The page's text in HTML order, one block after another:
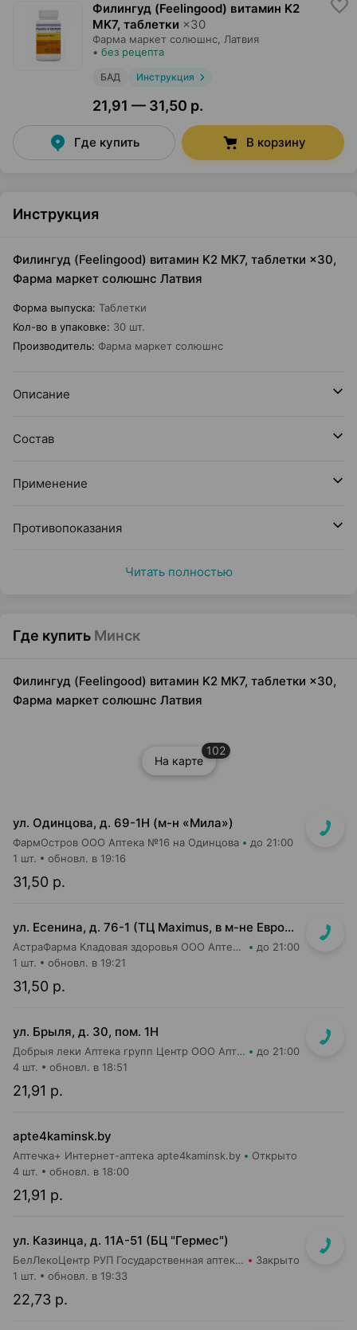
Филингуд (Feelingood) витамин K2
MK7, таблетки ×30
Фарма маркет солюшнс , Латвия
• без рецепта
БАД Инструкция
21,91 — 31,50 р.
Где купить В корзину
Инструкция
Филингуд (Feelingood) витамин K2 MK7, таблетки ×30,
Фарма маркет солюшнс Латвия
Форма выпуска: Таблетки
Кол-во в упаковке: 30 шт.
Производитель: Фарма маркет солюшнс
Описание
Состав
Применение
Противопоказания
Читать полностью
Где купить Минск
Филингуд (Feelingood) витамин K2 MK7, таблетки ×30,
Фарма маркет солюшнс Латвия
На карте
102
ул. Одинцова, д. 69-1Н (м-н «Мила»)
ФармОстров ООО Аптека №16 на Одинцова до 21:00
31,50 р.
1 шт. обновл. в 19:16
ул. Есенина, д. 76-1 (ТЦ Maximus, в м-не Евроопт Super)
АстраФарма Кладовая здоровья ООО Аптека №9 до 21:00
31,50 р.
1 шт. обновл. в 19:21
ул. Брыля, д. 30, пом. 1Н
Добрыя леки Аптека групп Центр ООО Аптека №25 до 21:00
21,91 р.
4 шт. обновл. в 18:51
apte4kaminsk.by
Аптечка+ Интернет-аптека apte4kaminsk.by Открыто
21,91 р.
4 шт. обновл. в 18:00
ул. Казинца, д. 11А-51 (БЦ "Гермес")
БелЛекоЦентр РУП Государственная аптека №43 Закрыто
22,73 р.
1 шт. обновл. в 19:33